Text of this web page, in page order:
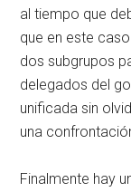
al tiempo que
que en este
dos subgrupos
delegados del
unificada sin
una
Finalmente hay